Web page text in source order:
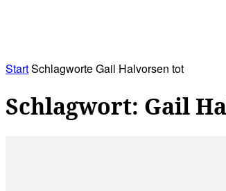
StartSchlagworteGail Halvorsen tot
Schlagwort: Gail